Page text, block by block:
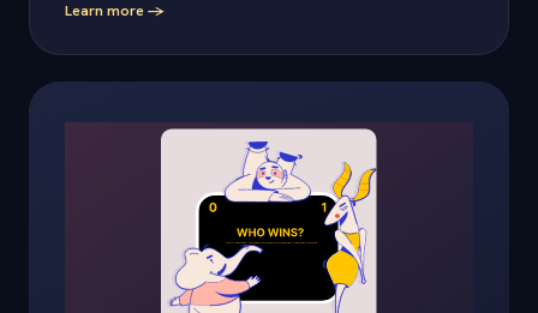
Learn more -